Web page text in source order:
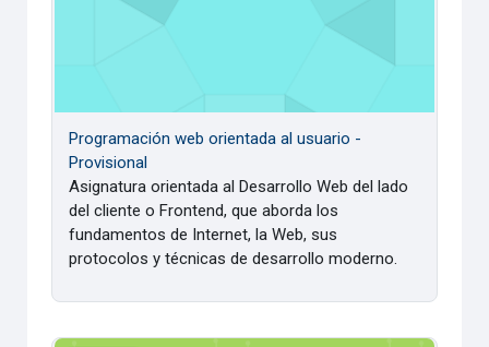
Programación web orientada al usuario -
Provisional
Asignatura orientada al Desarrollo Web del lado
del cliente o Frontend, que aborda los
fundamentos de Internet, la Web, sus
protocolos y técnicas de desarrollo moderno.